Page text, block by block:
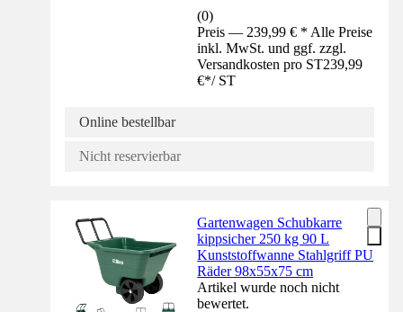
(0)
Preis — 239,99 € * Alle Preise
inkl. MwSt. und ggf. zzgl.
Versandkosten pro ST239,99
€*/ ST
Online bestellbar
Nicht reservierbar
Gartenwagen Schubkarre
kippsicher 250 kg 90 L
Kunststoffwanne Stahlgriff PU
Räder 98x55x75 cm
Artikel wurde noch nicht
bewertet.